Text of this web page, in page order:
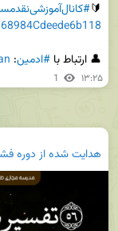
🔰#کانال‌آموزشی‌نقدمسیحیت‌‌تبشیری
👤 ارتباط با #ادمین:
1 ۱۳:۲۵
هدایت شده از دوره